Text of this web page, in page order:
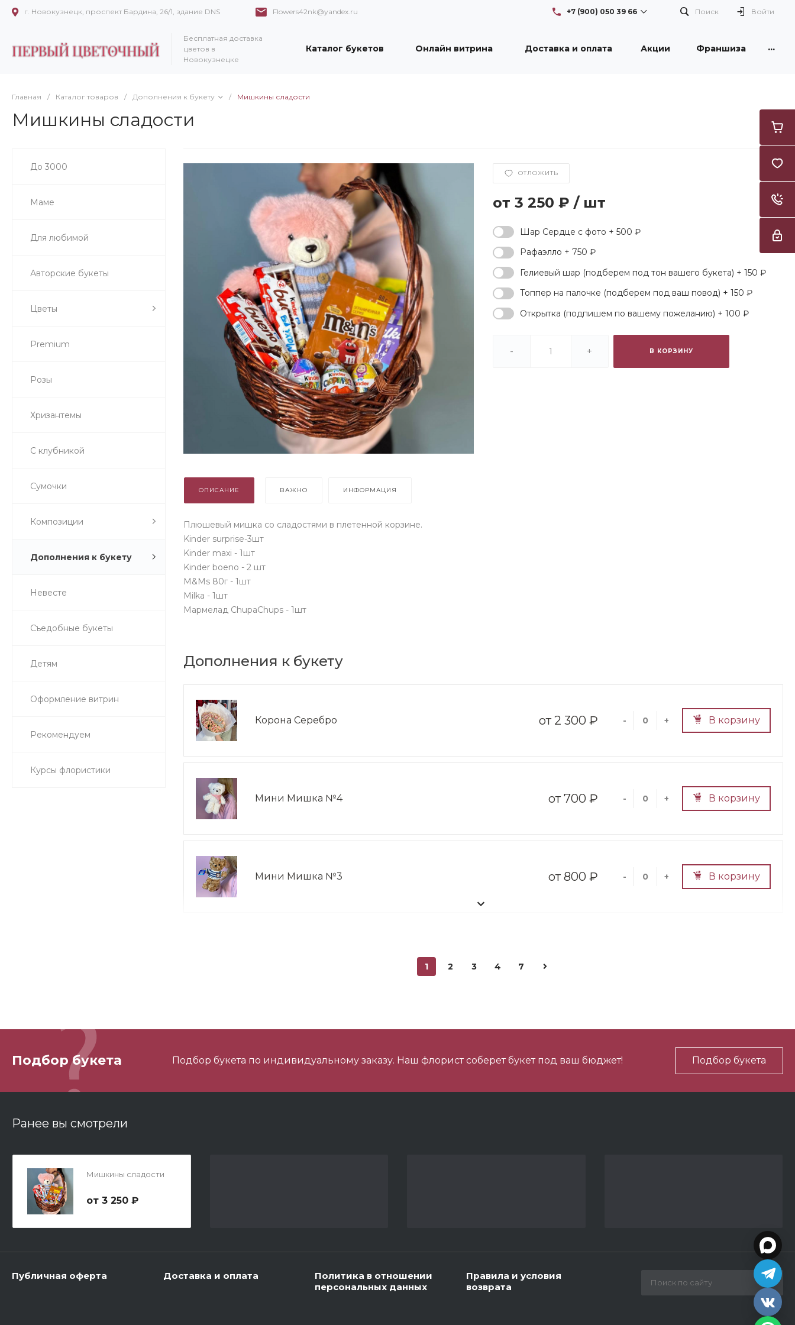
г. Новокузнецк, проспект Бардина, 26/1, здание DNS Flowers42nk@yandex.ru +7 (900) 050 39 66 Поиск Войти
Бесплатная доставка
цветов в
Новокузнецке
Каталог букетов Онлайн витрина Доставка и оплата Акции Франшиза ...
Главная / Каталог товаров / Дополнения к букету / Мишкины сладости
Мишкины сладости
До 3000
Маме
Для любимой
Авторские букеты
Цветы
Premium
Розы
Хризантемы
С клубникой
Сумочки
Композиции
Дополнения к букету
Невесте
Съедобные букеты
Детям
Оформление витрин
Рекомендуем
Курсы флористики
ОТЛОЖИТЬ
3 250 ₽ / шт
Шар Сердце с фото + 500 ₽
Рафаэлло + 750 ₽
Гелиевый шар (подберем под тон вашего букета) + 150 ₽
Топпер на палочке (подберем под ваш повод) + 150 ₽
Открытка (подпишем по вашему пожеланию) + 100 ₽
- + В КОРЗИНУ
ОПИСАНИЕ ВАЖНО ИНФОРМАЦИЯ
Плюшевый мишка со сладостями в плетенной корзине.
Kinder surprise-3шт
Kinder maxi - 1шт
Kinder boeno - 2 шт
M&Ms 80г - 1шт
Milka - 1шт
Мармелад ChupaChups - 1шт
Дополнения к букету
Корона Серебро 2 300 ₽ - + В корзину
Мини Мишка №4 700 ₽ - + В корзину
Мини Мишка №3 800 ₽ - + В корзину
Мишка Мини №1 700 ₽ - + В корзину
В корзину
1 2 3 4 7
Подбор букета Подбор букета по индивидуальному заказу. Наш флорист соберет букет под ваш бюджет! Подбор букета
Ранее вы смотрели
Мишкины сладости
3 250 ₽
Публичная оферта Доставка и оплата
Политика в отношении
персональных данных
Правила и условия
возврата